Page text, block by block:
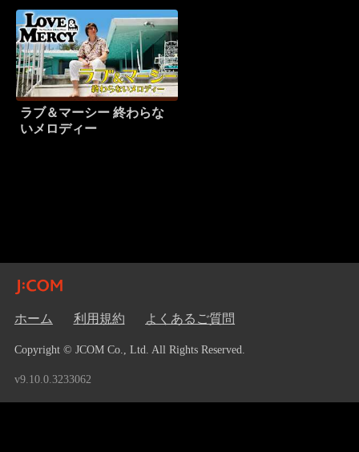
ラブ＆マーシー 終わらな
いメロディー
ホーム 利用規約 よくあるご質問
Copyright © JCOM Co., Ltd. All Rights Reserved.
v9.10.0.3233062